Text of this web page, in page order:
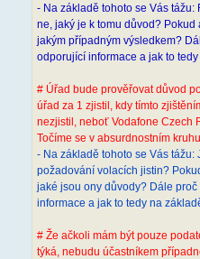
- Na základě tohoto se Vás
ne, jaký je k tomu důvod?
jakým případným výsledkem?
odporující informace a jak to
# Úřad bude prověřovat důvod
úřad za 1 zjistil, kdy tímto
nezjistil, neboť Vodafone Czech
Točíme se v absurdnostním kruhu.
- Na základě tohoto se Vás
požadování volacích jistin?
jaké jsou ony důvody? Dále
informace a jak to tedy na
# Že ačkoli mám být pouze
týká, nebudu účastníkem